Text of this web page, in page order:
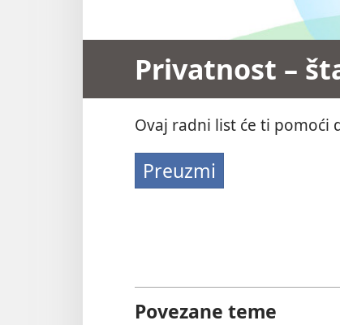
Privatnost –
Ovaj radni list će ti pomoći
Preuzmi
Povezane teme